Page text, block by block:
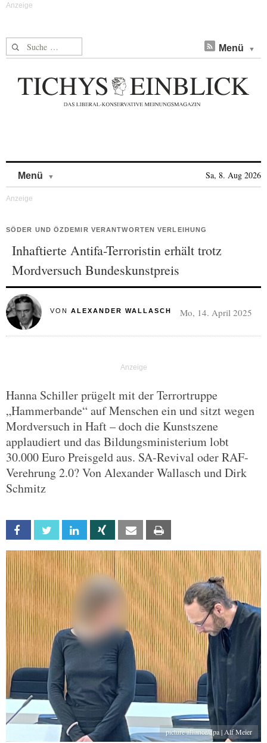
Suche nach: Menü
Menü Sa, 8. Aug 2026
SÖDER UND ÖZDEMIR VERANTWORTEN VERLEIHUNG
Inhaftierte Antifa-Terroristin erhält trotz
Mordversuch Bundeskunstpreis
VON ALEXANDER WALLASCH Mo, 14. April 2025
Hanna Schiller prügelt mit der Terrortruppe
„Hammerbande“ auf Menschen ein und sitzt wegen
Mordversuch in Haft – doch die Kunstszene
applaudiert und das Bildungsministerium lobt
30.000 Euro Preisgeld aus. SA-Revival oder RAF-
Verehrung 2.0? Von Alexander Wallasch und Dirk
Schmitz
Facebook Twitter Linkedin Xing Email
picture alliance/dpa | Alf Meier